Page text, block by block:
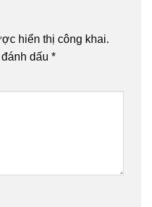
hiển thị công khai.
dấu *